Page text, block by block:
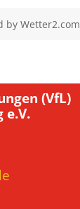
by Wetter2.com
(VfL)
e.V.